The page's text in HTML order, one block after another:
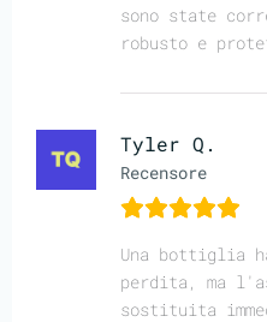
sono state
robusto e
Tyler Q.
Recensore
Una bottiglia
perdita, ma
sostituita